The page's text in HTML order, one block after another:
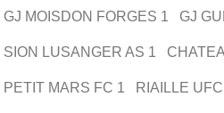
GJ MOISDON FORGES 1 GJ
SION LUSANGER AS 1
PETIT MARS FC 1 RIAILLE